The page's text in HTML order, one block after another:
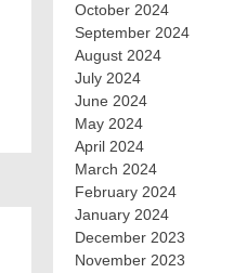
October 2024
September 2024
August 2024
July 2024
June 2024
May 2024
April 2024
March 2024
February 2024
January 2024
December 2023
November 2023